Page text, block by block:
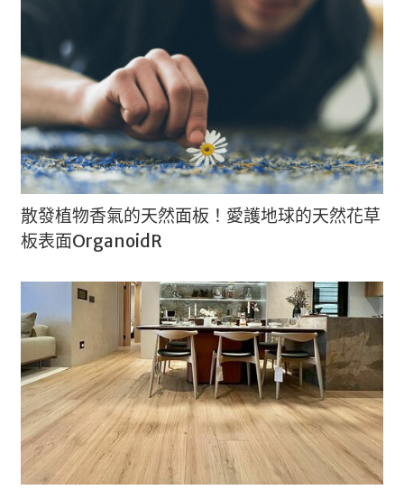
散發植物香氣的天然面板！愛護地球的天然花草
板表面OrganoidR